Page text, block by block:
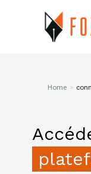
Home >